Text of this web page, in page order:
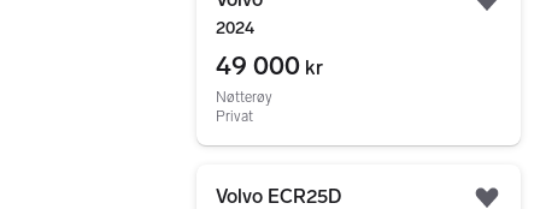
2024
49 000 kr
Nøtterøy
Privat
Volvo ECR25D